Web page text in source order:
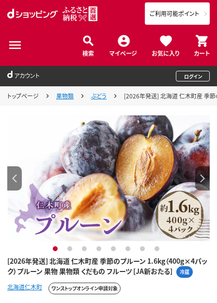
検索 マイページ お気に入り カート
ご利用可能ポイント
アカウント ログイン
トップページ 果物類 ぶどう [2026年発送] 北海道 仁木町産 季節
[2026年発送] 北海道 仁木町産 季節のプルーン 1.6kg（400g×4パッ
ク）プルーン 果物 果物類 くだもの フルーツ [JA新おたる]
冷蔵
1 2 3 4 5 6 7 8
北海道仁木町 ワンストップオンライン申請対象